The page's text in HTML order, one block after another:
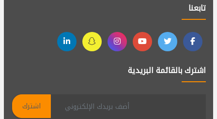
تابعنا
اشترك بالقائمة البريدية
اشترك